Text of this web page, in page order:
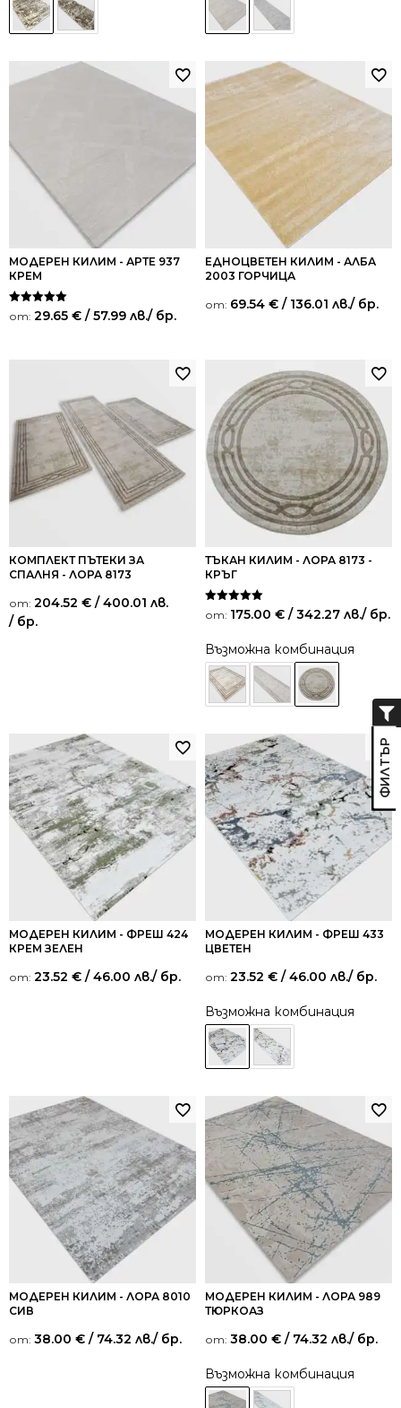
МОДЕРЕН КИЛИМ - АРТЕ 937
КРЕМ
Оценено на
5.00
от: 29.65 € / 57.99 лв./ бр.
ЕДНОЦВЕТЕН КИЛИМ - АЛБА
2003 ГОРЧИЦА
от: 69.54 € / 136.01 лв./ бр.
КОМПЛЕКТ ПЪТЕКИ ЗА
СПАЛНЯ - ЛОРА 8173
от: 204.52 € / 400.01 лв.
/ бр.
ТЪКАН КИЛИМ - ЛОРА 8173 -
КРЪГ
Оценено на
5.00
от: 175.00 € / 342.27 лв./ бр.
Възможна комбинация
МОДЕРЕН КИЛИМ - ФРЕШ 424
КРЕМ ЗЕЛЕН
от: 23.52 € / 46.00 лв./ бр.
МОДЕРЕН КИЛИМ - ФРЕШ 433
ЦВЕТЕН
от: 23.52 € / 46.00 лв./ бр.
Възможна комбинация
МОДЕРЕН КИЛИМ - ЛОРА 8010
СИВ
от: 38.00 € / 74.32 лв./ бр.
МОДЕРЕН КИЛИМ - ЛОРА 989
ТЮРКОАЗ
от: 38.00 € / 74.32 лв./ бр.
Възможна комбинация